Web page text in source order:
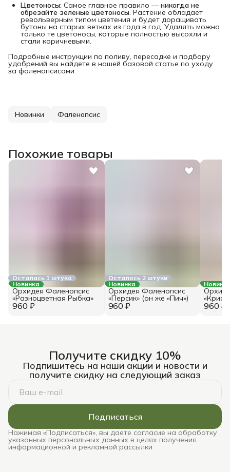
Цветоносы: Самое главное правило —никогда не
обрезайте зеленые цветоносы. Растение обладает
револьверным типом цветения и будет доращивать
бутоны на старых ветках из года в год. Удалять можно
только те цветоносы, которые полностью высохли и
стали коричневыми.
Подробные инструкции по поливу, пересадке и подбору
удобрений вы найдете в нашей базовой статье по уходу
за фаленопсисами.
Новинки Фаленопсис
Похожие товары
Осталась 1 штука
Новинка
960 ₽
Орхидея Фаленопсис
«Разноцветная Рыбка»
Осталось 2 штуки
Новинка
960 ₽
Орхидея Фаленопсис
«Персик» (он же «Пич»)
960 ₽
же
Получите скидку 10%
Подпишитесь на наши акции и новости и
получите скидку на следующий заказ
Подписаться
Нажимая «Подписаться», вы даете согласие на обработку
указанных персональных данных в целях получения
информационной и рекламной рассылки